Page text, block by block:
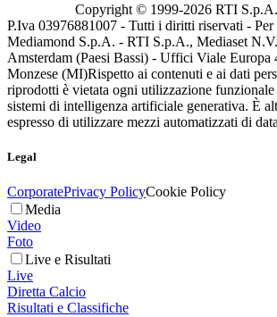
Copyright © 1999-2026 RTI
P.Iva 03976881007 - Tutti i diritti riservati -
Mediamond S.p.A. - RTI S.p.A., Mediaset
Amsterdam (Paesi Bassi) - Uffici Viale Europa
Monzese (MI)Rispetto ai contenuti e ai dati
riprodotti è vietata ogni utilizzazione funzionale
sistemi di intelligenza artificiale generativa. È
espresso di utilizzare mezzi automatizzati di
Legal
CorporatePrivacy PolicyCookie Policy
Media
Video
Foto
Live e Risultati
Live
Diretta Calcio
Risultati e Classifiche